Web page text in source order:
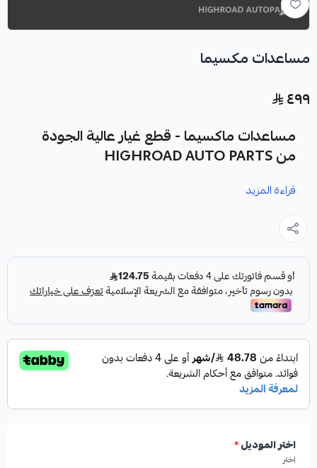
مساعدات مكسيما
٤٩٩
مساعدات ماكسيما - قطع غيار عالية الجودة
من HIGHROAD AUTO PARTS
نوفر لك مساعدات ماكسيما كقطعة غيار متينة وعالية الجودة
مصممة خصيصًا لسيارتك.
مميزات المنتج:
✓صناعة أمريكية أصيلة.
✓درجة أولى تضمن أداءً موثوقًا.
✓جودة عالية تضمن المتانة وطول العمر.
قراءة المزيد
اختر الموديل*
اختر